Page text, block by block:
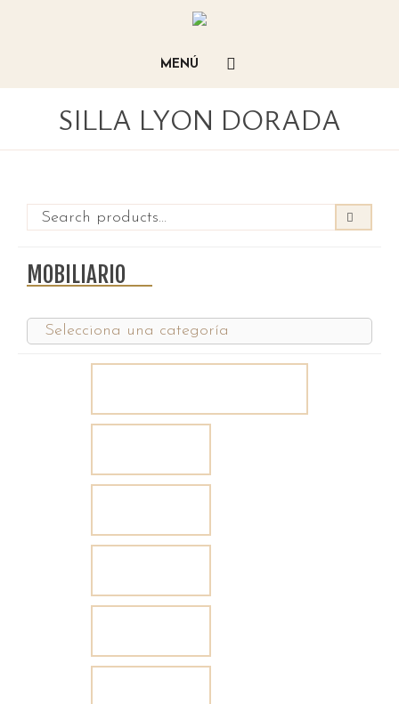
SILLA LYON DORADA
MOBILIARIO